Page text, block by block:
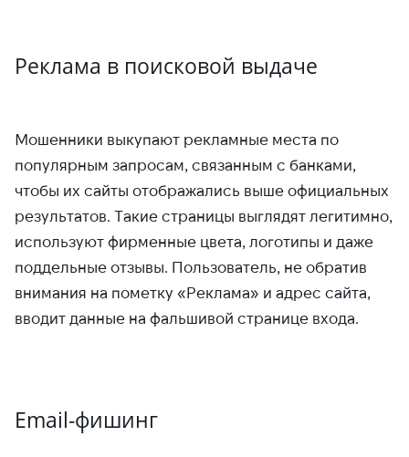
Реклама в поисковой выдаче
Мошенники выкупают рекламные места по
популярным запросам, связанным с банками,
чтобы их сайты отображались выше официальных
результатов. Такие страницы выглядят легитимно,
используют фирменные цвета, логотипы и даже
поддельные отзывы. Пользователь, не обратив
внимания на пометку «Реклама» и адрес сайта,
вводит данные на фальшивой странице входа.
Email-фишинг